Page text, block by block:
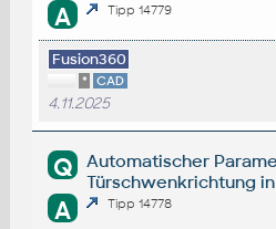
A Tipp 14779
Fusion360
* CAD
4.11.2025
Q
Automatischer
Türschwenkrichtung
A Tipp 14778